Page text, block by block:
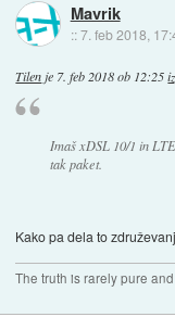
Mavrik
::7. feb 2018,
Tilen je 7. feb 2018 ob 12:25
Imaš xDSL 10/1 in
tak paket.
Kako pa dela to
The truth is rarely pure